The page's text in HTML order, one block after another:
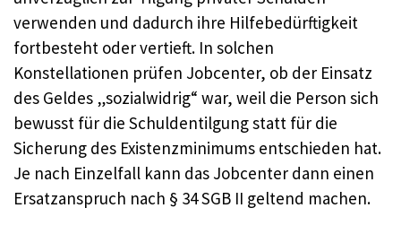
verwenden und dadurch ihre Hilfebedürftigkeit
fortbesteht oder vertieft. In solchen
Konstellationen prüfen Jobcenter, ob der Einsatz
des Geldes „sozialwidrig“ war, weil die Person sich
bewusst für die Schuldentilgung statt für die
Sicherung des Existenzminimums entschieden hat.
Je nach Einzelfall kann das Jobcenter dann einen
Ersatzanspruch nach § 34 SGB II geltend machen.